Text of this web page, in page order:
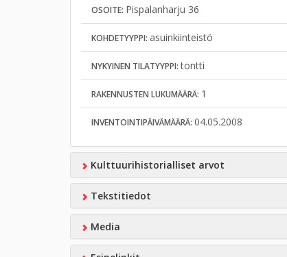
OSOITE: Pispalanharju 36
KOHDETYYPPI: asuinkiinteistö
NYKYINEN TILATYYPPI:tontti
RAKENNUSTEN LUKUMÄÄRÄ: 1
INVENTOINTIPÄIVÄMÄÄRÄ: 04.05.2008
Kulttuurihistorialliset arvot
Tekstitiedot
Media